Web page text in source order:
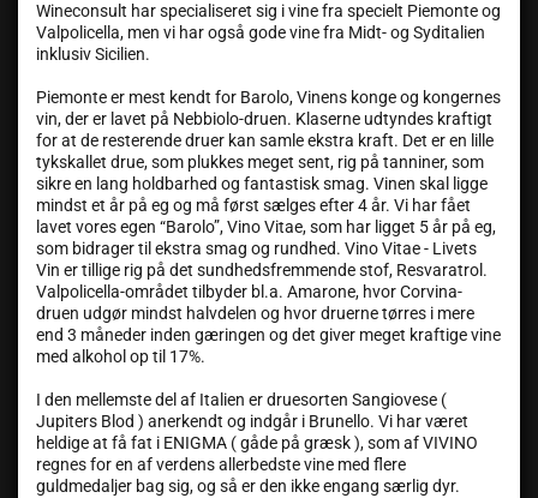
Wineconsult har specialiseret sig i vine fra specielt Piemonte og
Valpolicella, men vi har også gode vine fra Midt- og Syditalien
inklusiv Sicilien.
Piemonte er mest kendt for Barolo, Vinens konge og kongernes
vin, der er lavet på Nebbiolo-druen. Klaserne udtyndes kraftigt
for at de resterende druer kan samle ekstra kraft. Det er en lille
tykskallet drue, som plukkes meget sent, rig på tanniner, som
sikre en lang holdbarhed og fantastisk smag. Vinen skal ligge
mindst et år på eg og må først sælges efter 4 år. Vi har fået
lavet vores egen “Barolo”, Vino Vitae, som har ligget 5 år på eg,
som bidrager til ekstra smag og rundhed. Vino Vitae - Livets
Vin er tillige rig på det sundhedsfremmende stof, Resvaratrol.
Valpolicella-området tilbyder bl.a. Amarone, hvor Corvina-
druen udgør mindst halvdelen og hvor druerne tørres i mere
end 3 måneder inden gæringen og det giver meget kraftige vine
med alkohol op til 17%.
I den mellemste del af Italien er druesorten Sangiovese (
Jupiters Blod ) anerkendt og indgår i Brunello. Vi har været
heldige at få fat i ENIGMA ( gåde på græsk ), som af VIVINO
regnes for en af verdens allerbedste vine med flere
guldmedaljer bag sig, og så er den ikke engang særlig dyr.